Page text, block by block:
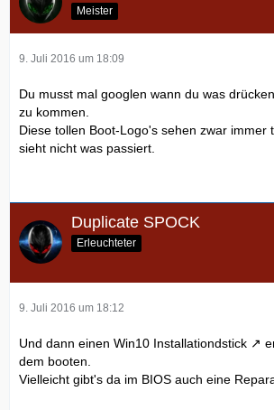
Meister
9. Juli 2016 um 18:09
Du musst mal googlen wann du was
zu kommen.
Diese tollen Boot-Logo's sehen zwar immer
sieht nicht was passiert.
Duplicate SPOCK
Erleuchteter
9. Juli 2016 um 18:12
Und dann einen Win10 Installationdstick
dem booten.
Vielleicht gibt's da im BIOS auch eine